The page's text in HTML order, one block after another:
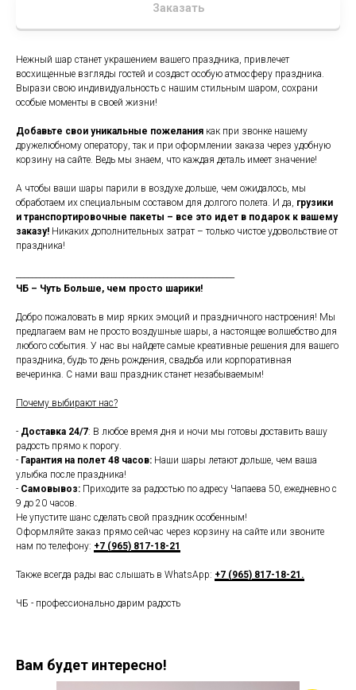
Заказать
Нежный шар станет украшением вашего праздника, привлечет
восхищенные взгляды гостей и создаст особую атмосферу праздника.
Вырази свою индивидуальность с нашим стильным шаром, сохрани
особые моменты в своей жизни!
Добавьте свои уникальные пожелания как при звонке нашему
дружелюбному оператору, так и при оформлении заказа через удобную
корзину на сайте. Ведь мы знаем, что каждая деталь имеет значение!
А чтобы ваши шары парили в воздухе дольше, чем ожидалось, мы
обработаем их специальным составом для долгого полета. И да, грузики
и транспортировочные пакеты – все это идет в подарок к вашему
заказу! Никаких дополнительных затрат – только чистое удовольствие от
праздника!
ЧБ – Чуть Больше, чем просто шарики!
Добро пожаловать в мир ярких эмоций и праздничного настроения! Мы
предлагаем вам не просто воздушные шары, а настоящее волшебство для
любого события. У нас вы найдете самые креативные решения для вашего
праздника, будь то день рождения, свадьба или корпоративная
вечеринка. С нами ваш праздник станет незабываемым!
Почему выбирают нас?
- Доставка 24/7: В любое время дня и ночи мы готовы доставить вашу
радость прямо к порогу.
- Гарантия на полет 48 часов: Наши шары летают дольше, чем ваша
улыбка после праздника!
- Самовывоз: Приходите за радостью по адресу Чапаева 50, ежедневно с
9 до 20 часов.
Не упустите шанс сделать свой праздник особенным!
Оформляйте заказ прямо сейчас через корзину на сайте или звоните
нам по телефону: +7 (965) 817-18-21
Также всегда рады вас слышать в WhatsApp: +7 (965) 817-18-21.
ЧБ - профессионально дарим радость
Вам будет интересно!